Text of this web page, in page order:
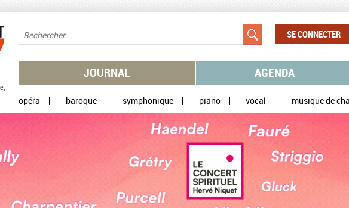
SE CONNECTER
JOURNAL AGENDA
opéra baroque symphonique piano vocal musique de